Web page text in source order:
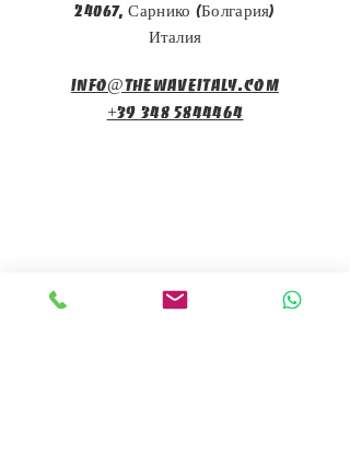
24067, Сарнико (Болгария)
Италия
info@thewaveitaly.com
+39 348 5844464